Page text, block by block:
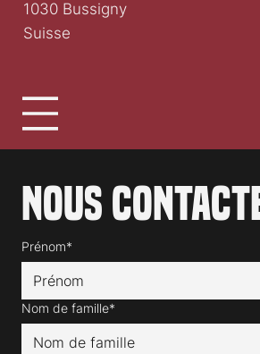
Nous
Prénom*
Nom de famille*
1030 Bussigny
Suisse